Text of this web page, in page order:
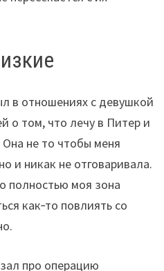
в отношениях с девушкой
о том, что лечу в Питер и
не то чтобы меня
и никак не отговаривала.
полностью моя зона
как‑то повлиять со
про операцию